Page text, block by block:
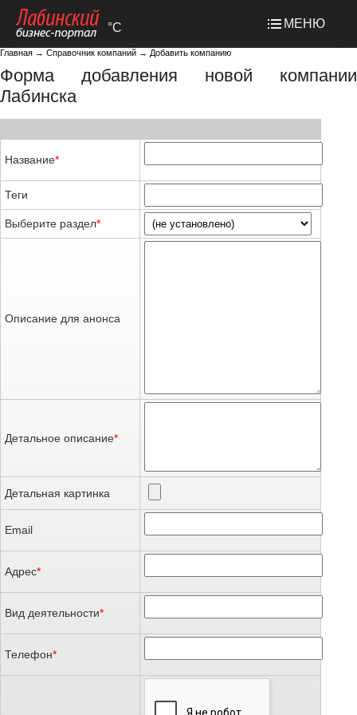
°C МЕНЮ
Главная → Справочник компаний → Добавить компанию
Форма добавления новой компании
Лабинска
Название*
Теги
Выберите раздел*
Описание для анонса
Детальное описание*
Детальная картинка
Email
Адрес*
Вид деятельности*
Телефон*